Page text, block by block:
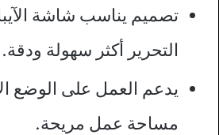
تصميم يناسب شاشة
التحرير أكثر سهولة ودقة.
يدعم العمل على الوضع
مساحة عمل مريحة.